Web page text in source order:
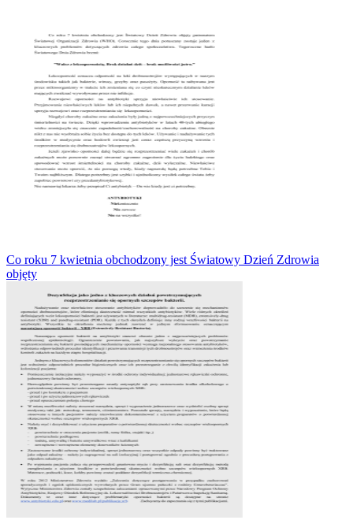
Co roku 7 kwietnia obchodzony jest Światowy Dzień Zdrowia
objęty